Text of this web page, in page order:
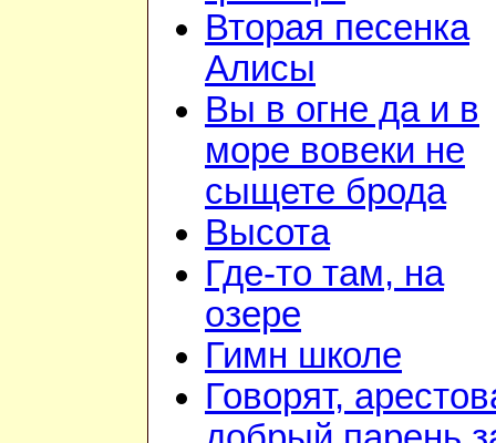
Вторая песенка
Алисы
Вы в огне да и в
море вовеки не
сыщете брода
Высота
Где-то там, на
озере
Гимн школе
Говорят,